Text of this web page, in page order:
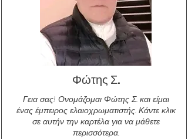
Φώτης Σ.
Γεια σας! Ονομάζομαι Φώτης Σ. και είμαι
ένας έμπειρος ελαιοχρωματιστής. Κάντε κλικ
σε αυτήν την καρτέλα για να μάθετε
περισσότερα.